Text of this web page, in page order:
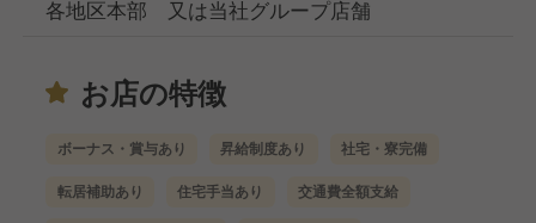
各地区本部 又は当社グループ店舗
お店の特徴
ボーナス・賞与あり 昇給制度あり 社宅・寮完備
転居補助あり 住宅手当あり 交通費全額支給